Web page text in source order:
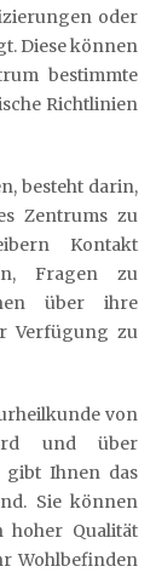
oder
Diese können
bestimmte
Richtlinien
besteht darin,
Zentrums zu
Kontakt
Fragen zu
über ihre
Verfügung zu
von
und über
gibt Ihnen das
Sie können
hoher Qualität
Wohlbefinden